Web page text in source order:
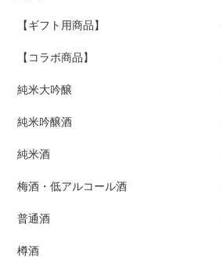
【ギフト用商品】
【コラボ商品】
純米大吟醸
純米吟醸酒
純米酒
梅酒・低アルコール酒
普通酒
樽酒